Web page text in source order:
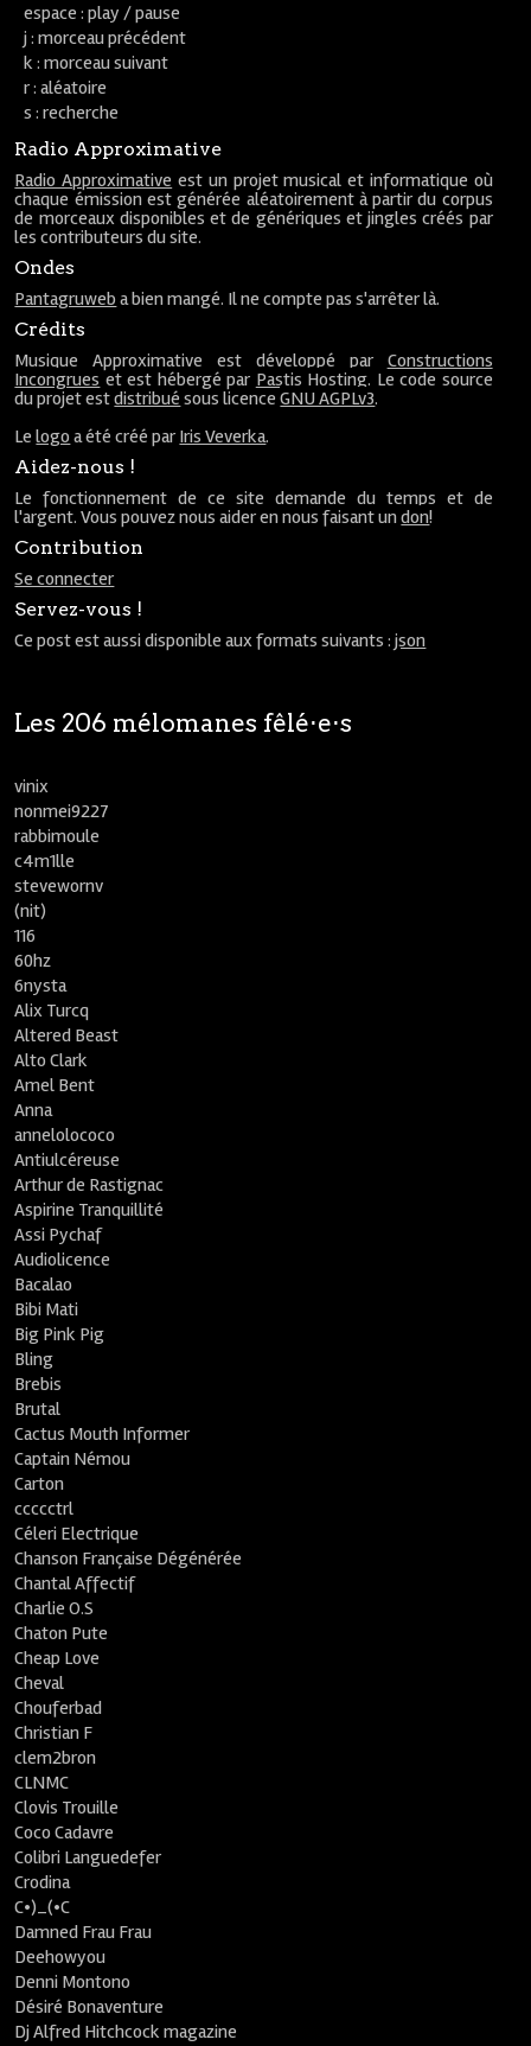
espace : play / pause
j : morceau précédent
k : morceau suivant
r : aléatoire
s : recherche
Radio Approximative
Radio Approximative est un projet musical et informatique où
chaque émission est générée aléatoirement à partir du corpus
de morceaux disponibles et de génériques et jingles créés par
les contributeurs du site.
Ondes
Pantagruweb a bien mangé. Il ne compte pas s'arrêter là.
Crédits
Musique Approximative est développé par Constructions
Incongrues et est hébergé par Pastis Hosting. Le code source
du projet estdistribué sous licenceGNU AGPLv3.
Lelogo a été créé par Iris Veverka.
Aidez-nous !
Le fonctionnement de ce site demande du temps et de
l'argent. Vous pouvez nous aider en nous faisant undon!
Contribution
Se connecter
Servez-vous !
Ce post est aussi disponible aux formats suivants :json
Les 206 mélomanes fêlé⋅e⋅s
vinix
nonmei9227
rabbimoule
c4m1lle
stevewornv
(nit)
116
60hz
6nysta
Alix Turcq
Altered Beast
Alto Clark
Amel Bent
Anna
annelolococo
Antiulcéreuse
Arthur de Rastignac
Aspirine Tranquillité
Assi Pychaf
Audiolicence
Bacalao
Bibi Mati
Big Pink Pig
Bling
Brebis
Brutal
Cactus Mouth Informer
Captain Némou
Carton
ccccctrl
Céleri Electrique
Chanson Française Dégénérée
Chantal Affectif
Charlie O.S
Chaton Pute
Cheap Love
Cheval
Chouferbad
Christian F
clem2bron
CLNMC
Clovis Trouille
Coco Cadavre
Colibri Languedefer
Crodina
C•)_(•C
Damned Frau Frau
Deehowyou
Denni Montono
Désiré Bonaventure
Dj Alfred Hitchcock magazine